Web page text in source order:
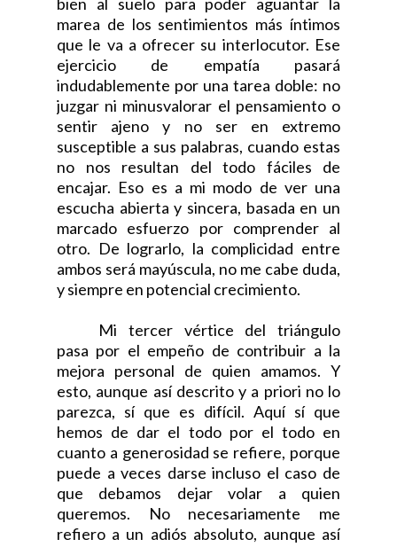
marea de los sentimientos más íntimos
que le va a ofrecer su interlocutor. Ese
ejercicio de empatía pasará
indudablemente por una tarea doble: no
juzgar ni minusvalorar el pensamiento o
sentir ajeno y no ser en extremo
susceptible a sus palabras, cuando estas
no nos resultan del todo fáciles de
encajar. Eso es a mi modo de ver una
escucha abierta y sincera, basada en un
marcado esfuerzo por comprender al
otro. De lograrlo, la complicidad entre
ambos será mayúscula, no me cabe duda,
y siempre en potencial crecimiento.
Mi tercer vértice del triángulo
pasa por el empeño de contribuir a la
mejora personal de quien amamos. Y
esto, aunque así descrito y a priori no lo
parezca, sí que es difícil. Aquí sí que
hemos de dar el todo por el todo en
cuanto a generosidad se refiere, porque
puede a veces darse incluso el caso de
que debamos dejar volar a quien
queremos. No necesariamente me
refiero a un adiós absoluto, aunque así